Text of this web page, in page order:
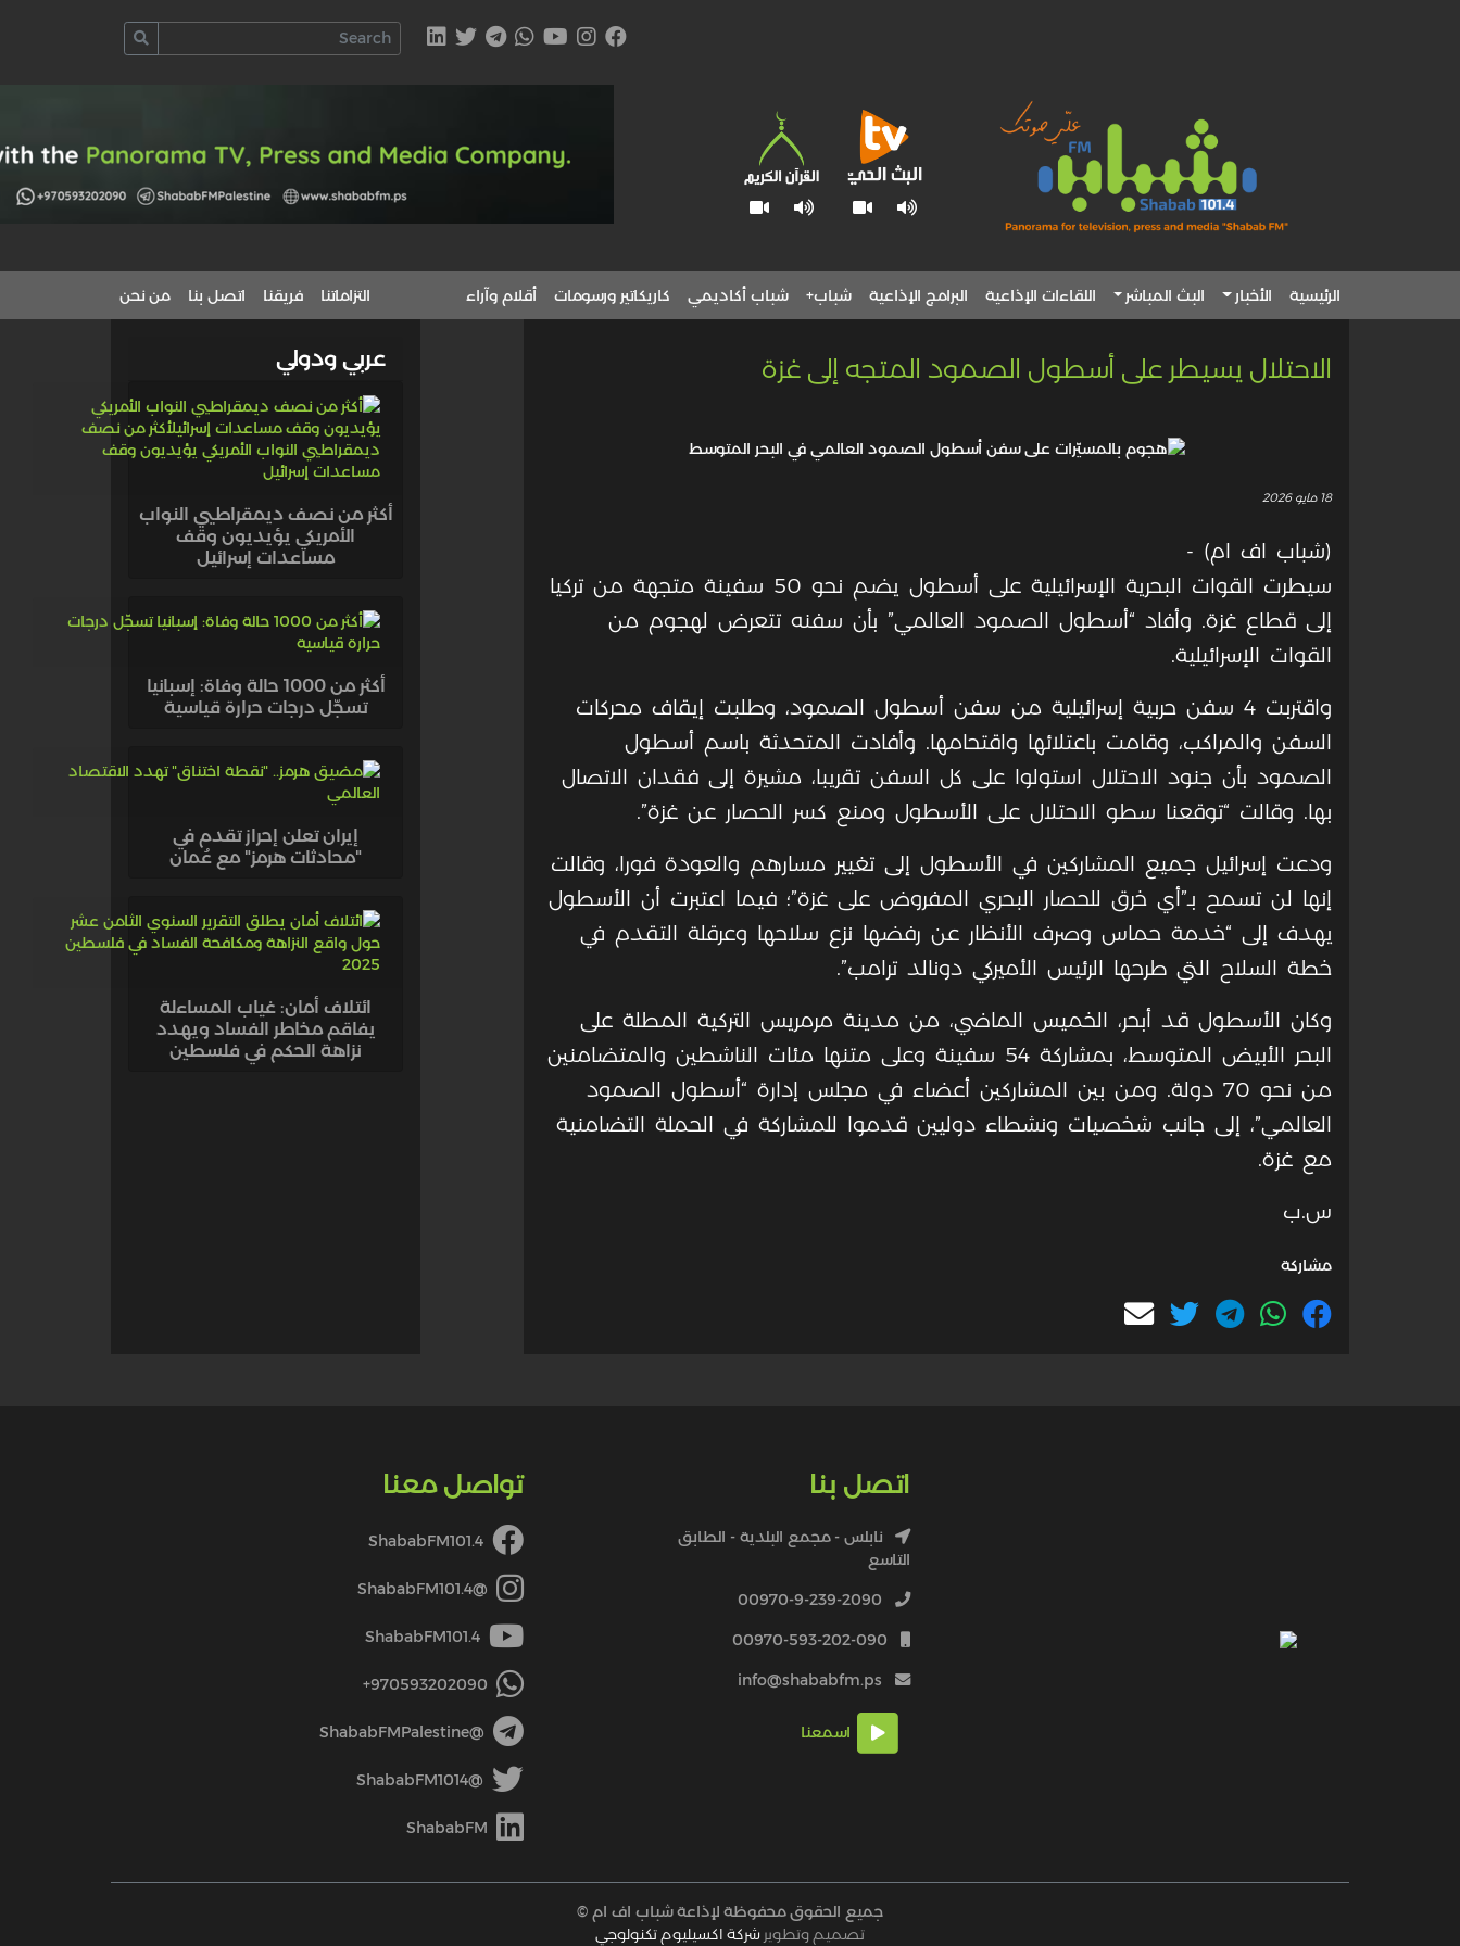
الرئيسية الأخبار البث المباشر اللقاءات الإذاعية البرامج الإذاعية شباب+ شباب أكاديمي كاريكاتير ورسومات أقلام وآراء التزاماتنا فريقنا اتصل بنا من نحن
الاحتلال يسيطر على أسطول الصمود المتجه إلى غزة
18 مايو 2026
(شباب اف ام) -
سيطرت القوات البحرية الإسرائيلية على أسطول يضم نحو 50 سفينة متجهة من تركيا
إلى قطاع غزة. وأفاد “أسطول الصمود العالمي” بأن سفنه تتعرض لهجوم من
القوات الإسرائيلية.
واقتربت 4 سفن حربية إسرائيلية من سفن أسطول الصمود، وطلبت إيقاف محركات
السفن والمراكب، وقامت باعتلائها واقتحامها. وأفادت المتحدثة باسم أسطول
الصمود بأن جنود الاحتلال استولوا على كل السفن تقريبا، مشيرة إلى فقدان الاتصال
بها. وقالت “توقعنا سطو الاحتلال على الأسطول ومنع كسر الحصار عن غزة”.
ودعت إسرائيل جميع المشاركين في الأسطول إلى تغيير مسارهم والعودة فورا، وقالت
إنها لن تسمح بـ”أي خرق للحصار البحري المفروض على غزة”؛ فيما اعتبرت أن الأسطول
يهدف إلى “خدمة حماس وصرف الأنظار عن رفضها نزع سلاحها وعرقلة التقدم في
خطة السلاح التي طرحها الرئيس الأميركي دونالد ترامب”.
وكان الأسطول قد أبحر، الخميس الماضي، من مدينة مرمريس التركية المطلة على
البحر الأبيض المتوسط، بمشاركة 54 سفينة وعلى متنها مئات الناشطين والمتضامنين
من نحو 70 دولة. ومن بين المشاركين أعضاء في مجلس إدارة “أسطول الصمود
العالمي”، إلى جانب شخصيات ونشطاء دوليين قدموا للمشاركة في الحملة التضامنية
مع غزة.
س.ب
مشاركة
عربي ودولي
أكثر من نصف ديمقراطيي النواب
الأمريكي يؤيديون وقف
مساعدات إسرائيل
أكثر من 1000 حالة وفاة: إسبانيا
تسجّل درجات حرارة قياسية
إيران تعلن إحراز تقدم في
"محادثات هرمز" مع عُمان
ائتلاف أمان: غياب المساءلة
يفاقم مخاطر الفساد ويهدد
نزاهة الحكم في فلسطين
اتصل بنا
نابلس - مجمع البلدية - الطابق
التاسع
00970-9-239-2090
00970-593-202-090
info@shababfm.ps
اسمعنا
تواصل معنا
ShababFM101.4
@ShababFM101.4
ShababFM101.4
970593202090+
@ShababFMPalestine
@ShababFM1014
ShababFM
جميع الحقوق محفوظة لإذاعة شباب اف ام ©
تصميم وتطوير شركة اكسيليوم تكنولوجي